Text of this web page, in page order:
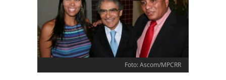
Foto: Ascom/MPCRR